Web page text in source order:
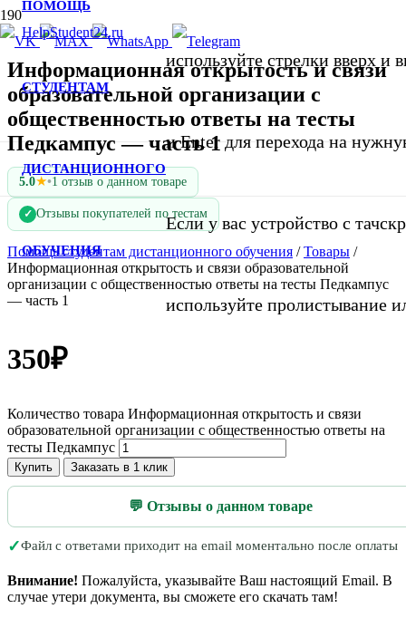
ПОМОЩЬ
СТУДЕНТАМ
ДИСТАНЦИОННОГО
ОБУЧЕНИЯ
используйте стрелки вверх и
и Enter для перехода на
Если у вас устройство с
используйте пролистывание
Информационная открытость и связи
образовательной организации с
общественностью ответы на тесты
Педкампус — часть 1
5.0★•1 отзыв о данном товаре
✓ Отзывы покупателей по тестам
Помощь студентам дистанционного обучения /Товары /
Информационная открытость и связи образовательной
организации с общественностью ответы на тесты Педкампус
— часть 1
350₽
Количество товара Информационная открытость и связи
образовательной организации с общественностью ответы на
тесты Педкампус
Купить Заказать в 1 клик
💬 Отзывы о данном товаре
✓Файл с ответами приходит на email моментально после оплаты
Внимание! Пожалуйста, указывайте Ваш настоящий Email. В
случае утери документа, вы сможете его скачать там!